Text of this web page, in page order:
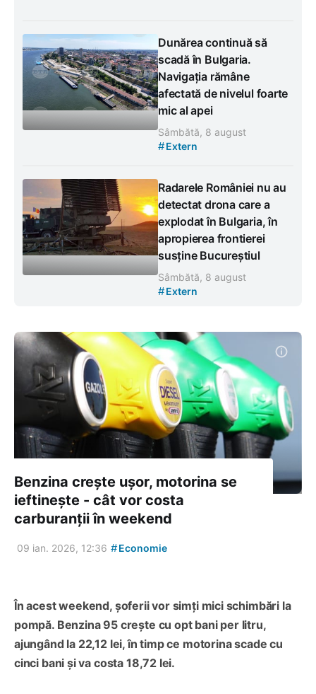
Dunărea continuă să
scadă în Bulgaria.
Navigația rămâne
afectată de nivelul foarte
mic al apei
Sâmbătă, 8 august
#Extern
Radarele României nu au
detectat drona care a
explodat în Bulgaria, în
apropierea frontierei
susține Bucureștiul
Sâmbătă, 8 august
#Extern
Benzina crește ușor, motorina se
ieftinește - cât vor costa
carburanții în weekend
09 ian. 2026, 12:36 #Economie
În acest weekend, șoferii vor simți mici schimbări la
pompă. Benzina 95 crește cu opt bani per litru,
ajungând la 22,12 lei, în timp ce motorina scade cu
cinci bani și va costa 18,72 lei.